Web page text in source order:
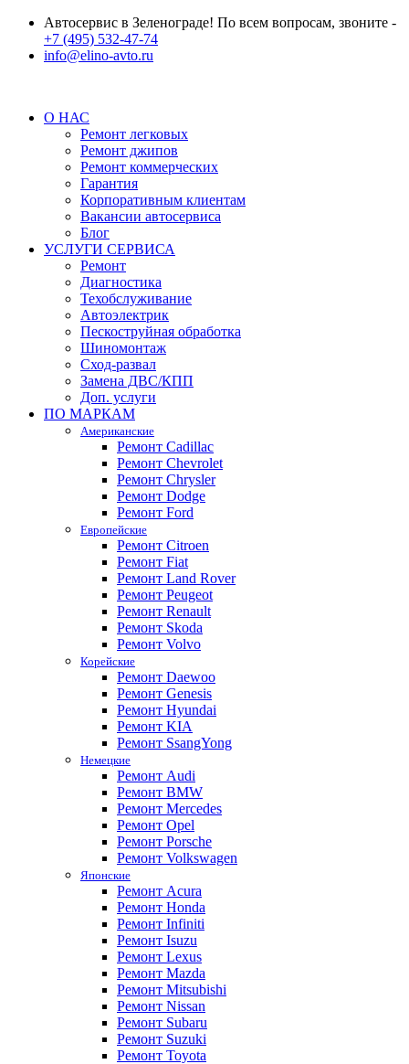
Автосервис в Зеленограде! По всем вопросам, звоните -
+7 (495) 532-47-74
info@elino-avto.ru
О НАС
Ремонт легковых
Ремонт джипов
Ремонт коммерческих
Гарантия
Корпоративным клиентам
Вакансии автосервиса
Блог
УСЛУГИ СЕРВИСА
Ремонт
Диагностика
Техобслуживание
Автоэлектрик
Пескоструйная обработка
Шиномонтаж
Сход-развал
Замена ДВС/КПП
Доп. услуги
ПО МАРКАМ
Американские
Ремонт Cadillac
Ремонт Chevrolet
Ремонт Chrysler
Ремонт Dodge
Ремонт Ford
Европейские
Ремонт Citroen
Ремонт Fiat
Ремонт Land Rover
Ремонт Peugeot
Ремонт Renault
Ремонт Skoda
Ремонт Volvo
Корейские
Ремонт Daewoo
Ремонт Genesis
Ремонт Hyundai
Ремонт KIA
Ремонт SsangYong
Немецкие
Ремонт Audi
Ремонт BMW
Ремонт Mercedes
Ремонт Opel
Ремонт Porsche
Ремонт Volkswagen
Японские
Ремонт Acura
Ремонт Honda
Ремонт Infiniti
Ремонт Isuzu
Ремонт Lexus
Ремонт Mazda
Ремонт Mitsubishi
Ремонт Nissan
Ремонт Subaru
Ремонт Suzuki
Ремонт Toyota